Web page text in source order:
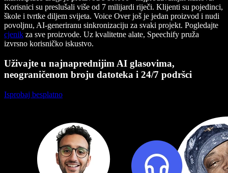
Korisnici su preslušali više od 7 milijardi riječi. Klijenti su pojedinci,
škole i tvrtke diljem svijeta. Voice Over još je jedan proizvod i nudi
povoljnu, AI-generiranu sinkronizaciju za svaki projekt. Pogledajte
cjenik za sve proizvode. Uz kvalitetne alate, Speechify pruža
izvrsno korisničko iskustvo.
Uživajte u najnaprednijim AI glasovima,
neograničenom broju datoteka i 24/7 podršci
Isprobaj besplatno